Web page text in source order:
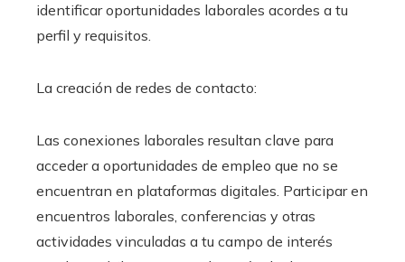
identificar oportunidades laborales acordes a tu
perfil y requisitos.
La creación de redes de contacto:
Las conexiones laborales resultan clave para
acceder a oportunidades de empleo que no se
encuentran en plataformas digitales. Participar en
encuentros laborales, conferencias y otras
actividades vinculadas a tu campo de interés